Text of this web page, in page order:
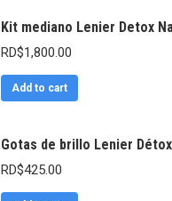
Kit mediano Lenier Detox
RD$1,800.00
Add to cart
Gotas de brillo Lenier
RD$425.00